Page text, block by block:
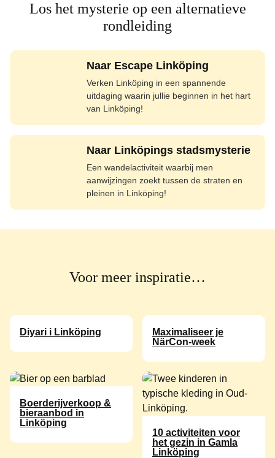
Los het mysterie op een alternatieve
rondleiding
Naar Escape Linköping
Verken Linköping in een spannende
uitdaging waarin jullie beginnen in het hart
van Linköping!
Naar Linköpings stadsmysterie
Een wandelactiviteit waarbij men
aanwijzingen zoekt tussen de straten en
pleinen in Linköping!
Voor meer inspiratie…
Diyari i Linköping
Maximaliseer je
NärCon-week
Boerderijverkoop &
bieraanbod in
Linköping
10 activiteiten voor
het gezin in Gamla
Linköping